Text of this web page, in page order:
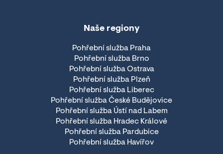
Naše regiony
Pohřební služba Praha
Pohřební služba Brno
Pohřební služba Ostrava
Pohřební služba Plzeň
Pohřební služba Liberec
Pohřební služba České Budějovice
Pohřební služba Ústí nad Labem
Pohřební služba Hradec Králové
Pohřební služba Pardubice
Pohřební služba Havířov